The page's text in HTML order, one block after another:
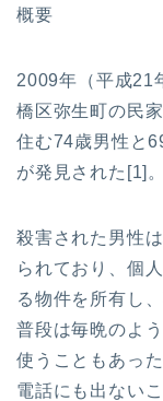
概要
2009年（平成21
橋区弥生町の民
住む74歳男性と
が発見された[1]。
殺害された男性
られており、個
る物件を所有し
普段は毎晩のよ
使うこともあっ
電話にも出ない